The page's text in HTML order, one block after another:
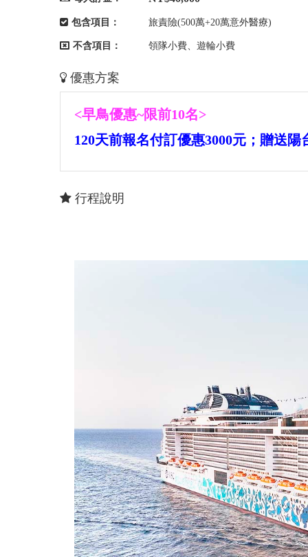
包含項目： 旅責險(500萬+20萬意外醫療)
不含項目： 領隊小費、遊輪小費
優惠方案
<早鳥優惠~限前10名>
120天前報名付訂優惠3000元；贈送陽
行程說明